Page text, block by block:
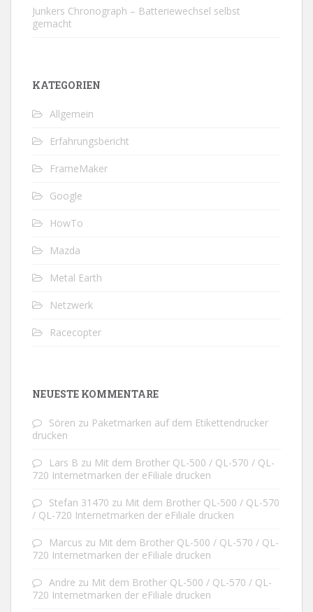
Junkers Chronograph – Batteriewechsel selbst
gemacht
KATEGORIEN
Allgemein
Erfahrungsbericht
FrameMaker
Google
HowTo
Mazda
Metal Earth
Netzwerk
Racecopter
NEUESTE KOMMENTARE
Sören zu Paketmarken auf dem Etikettendrucker
drucken
Lars B zu Mit dem Brother QL-500 / QL-570 / QL-
720 Internetmarken der eFiliale drucken
Stefan 31470 zu Mit dem Brother QL-500 / QL-570
/ QL-720 Internetmarken der eFiliale drucken
Marcus zu Mit dem Brother QL-500 / QL-570 / QL-
720 Internetmarken der eFiliale drucken
Andre zu Mit dem Brother QL-500 / QL-570 / QL-
720 Internetmarken der eFiliale drucken